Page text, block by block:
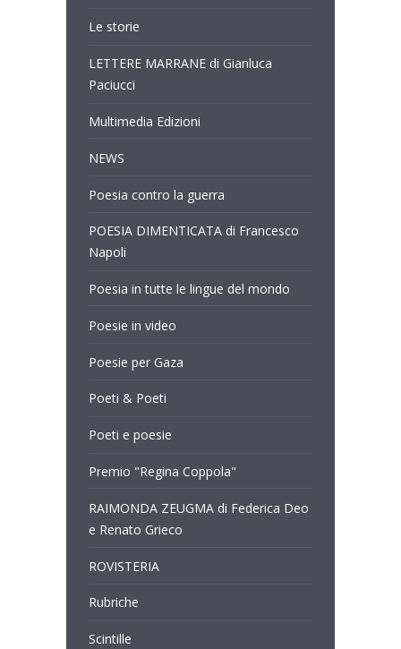
Le storie
LETTERE MARRANE di Gianluca
Paciucci
Multimedia Edizioni
NEWS
Poesia contro la guerra
POESIA DIMENTICATA di Francesco
Napoli
Poesia in tutte le lingue del mondo
Poesie in video
Poesie per Gaza
Poeti & Poeti
Poeti e poesie
Premio "Regina Coppola"
RAIMONDA ZEUGMA di Federica Deo
e Renato Grieco
ROVISTERIA
Rubriche
Scintille